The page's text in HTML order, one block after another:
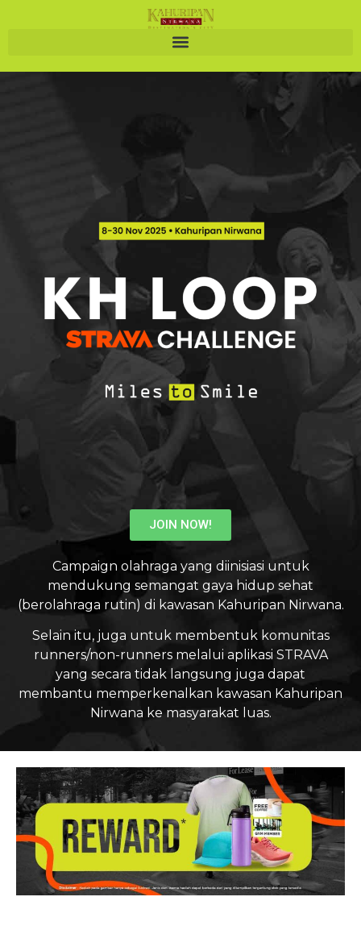
JOIN NOW!
Campaign olahraga yang diinisiasi untuk
mendukung semangat gaya hidup sehat
(berolahraga rutin) di kawasan Kahuripan Nirwana.
Selain itu, juga untuk membentuk komunitas
runners/non-runners melalui aplikasi STRAVA
yang secara tidak langsung juga dapat
membantu memperkenalkan kawasan Kahuripan
Nirwana ke masyarakat luas.